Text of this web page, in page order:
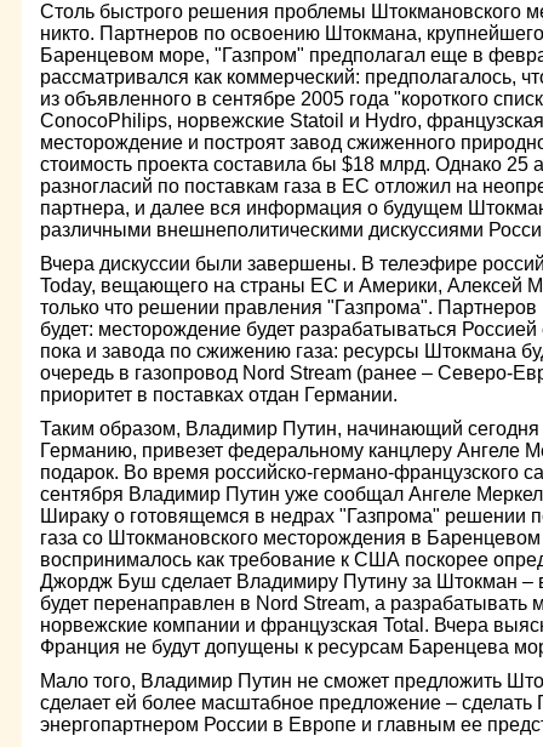
Столь быстрого решения проблемы Штокмановского
никто. Партнеров по освоению Штокмана,
Баренцевом море, "Газпром" предполагал еще в
рассматривался как коммерческий: предполагалось,
из объявленного в сентябре 2005 года "короткого
ConocoPhilips, норвежские Statoil и Hydro,
месторождение и построят завод сжиженного
стоимость проекта составила бы $18 млрд. Однако 25
разногласий по поставкам газа в ЕС отложил на
партнера, и далее вся информация о будущем
различными внешнеполитическими дискуссиями
Вчера дискуссии были завершены. В телеэфире
Today, вещающего на страны ЕС и Америки, Алексей
только что решении правления "Газпрома".
будет: месторождение будет разрабатываться
пока и завода по сжижению газа: ресурсы Штокмана
очередь в газопровод Nord Stream (ранее – Северо-
приоритет в поставках отдан Германии.
Таким образом, Владимир Путин, начинающий сегодня
Германию, привезет федеральному канцлеру Ангеле
подарок. Во время российско-германо-французского
сентября Владимир Путин уже сообщал Ангеле
Шираку о готовящемся в недрах "Газпрома" решении
газа со Штокмановского месторождения в
воспринималось как требование к США поскорее
Джордж Буш сделает Владимиру Путину за Штокман –
будет перенаправлен в Nord Stream, а разрабатывать
норвежские компании и французская Total. Вчера
Франция не будут допущены к ресурсам Баренцева
Мало того, Владимир Путин не сможет предложить
сделает ей более масштабное предложение –
энергопартнером России в Европе и главным ее